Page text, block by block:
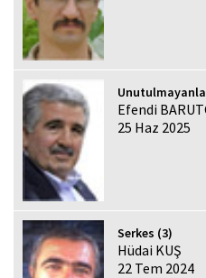
Efendi
25 Haz 2025
Serkes (3)
Hüdai KUŞ
22 Tem 2024